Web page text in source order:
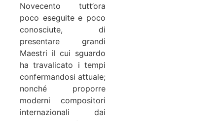
Novecento tutt’ora
poco eseguite e poco
conosciute, di
presentare grandi
Maestri il cui sguardo
ha travalicato i tempi
confermandosi attuale;
nonché proporre
moderni compositori
internazionali dai